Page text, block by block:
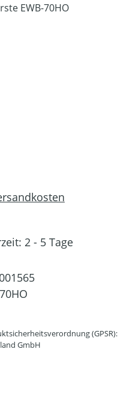
2 - 5 Tage
(GPSR):
GmbH